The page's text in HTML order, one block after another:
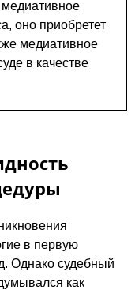
оно приобретет
медиативное
в качестве
в первую
Однако судебный
как